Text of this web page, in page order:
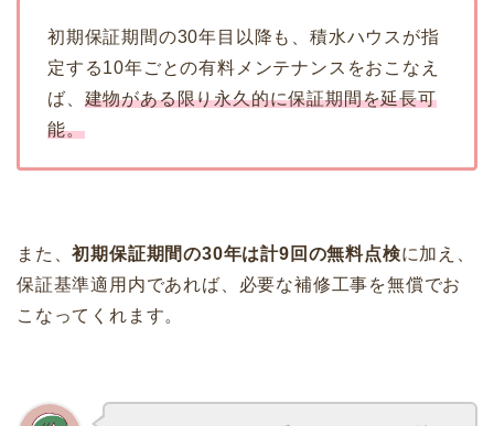
初期保証期間の30年目以降も、積水ハウスが指
定する10年ごとの有料メンテナンスをおこなえ
ば、 建物がある限り永久的に保証期間を延長可
能。
また、初期保証期間の30年は計9回の無料点検に加え、
保証基準適用内であれば、必要な補修工事を無償でお
こなってくれます。